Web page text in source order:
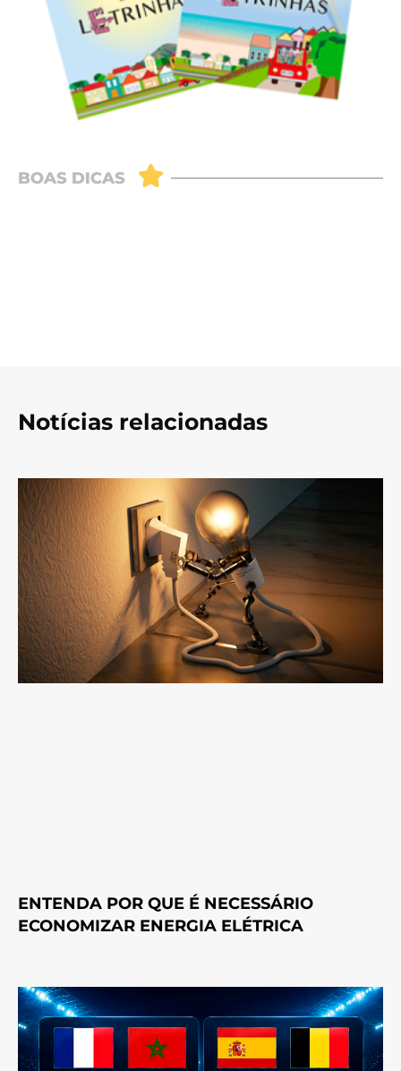
Notícias relacionadas
ENTENDA POR QUE É NECESSÁRIO
ECONOMIZAR ENERGIA ELÉTRICA